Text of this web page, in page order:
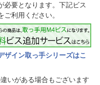
必要となります。下記ビス
ご利用ください。
ザイン取っ手シリーズはこ
いがある場合もございます